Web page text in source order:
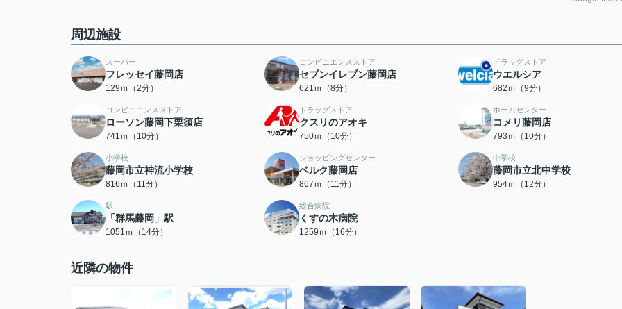
周辺施設
スーパー
フレッセイ藤岡店
129ｍ（2分）
コンビニエンスストア
セブンイレブン藤岡店
621ｍ（8分）
ドラッグストア
ウエルシア
682ｍ（9分）
コンビニエンスストア
ローソン藤岡下栗須店
741ｍ（10分）
ドラッグストア
クスリのアオキ
750ｍ（10分）
ホームセンター
コメリ藤岡店
793ｍ（10分）
小学校
藤岡市立神流小学校
816ｍ（11分）
ショッピングセンター
ベルク藤岡店
867ｍ（11分）
中学校
藤岡市立北中学校
954ｍ（12分）
駅
「群馬藤岡」駅
1051ｍ（14分）
総合病院
くすの木病院
1259ｍ（16分）
近隣の物件